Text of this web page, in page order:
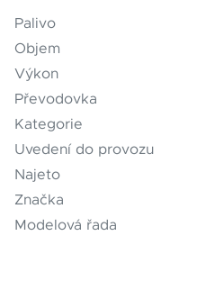
Palivo
Objem
Výkon
Převodovka
Kategorie
Uvedení do provozu
Najeto
Značka
Modelová řada